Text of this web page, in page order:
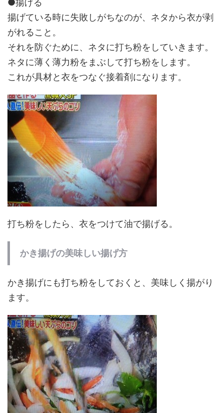
●揚げる
揚げている時に失敗しがちなのが、ネタから衣が剥
がれること。
それを防ぐために、ネタに打ち粉をしていきます。
ネタに薄く薄力粉をまぶして打ち粉をします。
これが具材と衣をつなぐ接着剤になります。
打ち粉をしたら、衣をつけて油で揚げる。
かき揚げの美味しい揚げ方
かき揚げにも打ち粉をしておくと、美味しく揚がり
ます。